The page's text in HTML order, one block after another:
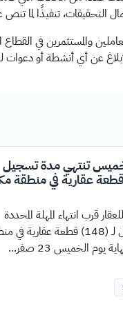
التحقيقات، تنفيذًا لما تنص
والمستثمرين في
عن أي أنشطة أو
تنتهي مدة تسجيل
لـ(148) قطعة عقارية في منطقة
قرب انتهاء المهلة المحددة
للتسجيل العيني الأول لـ (148) قطعة عقارية
يوم الخميس 23 صفر...